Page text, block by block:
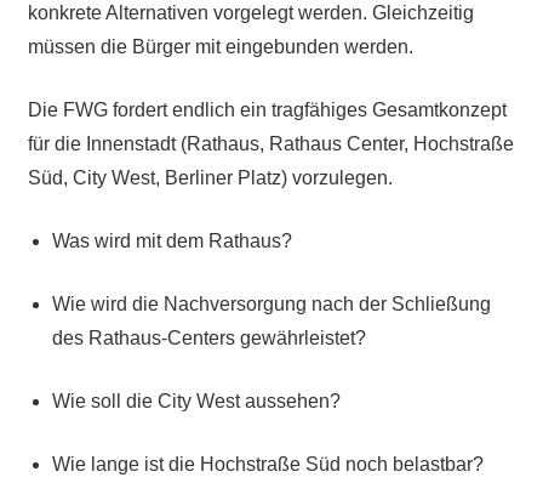
konkrete Alternativen vorgelegt werden. Gleichzeitig
müssen die Bürger mit eingebunden werden.
Die FWG fordert endlich ein tragfähiges Gesamtkonzept
für die Innenstadt (Rathaus, Rathaus Center, Hochstraße
Süd, City West, Berliner Platz) vorzulegen.
Was wird mit dem Rathaus?
Wie wird die Nachversorgung nach der Schließung
des Rathaus-Centers gewährleistet?
Wie soll die City West aussehen?
Wie lange ist die Hochstraße Süd noch belastbar?